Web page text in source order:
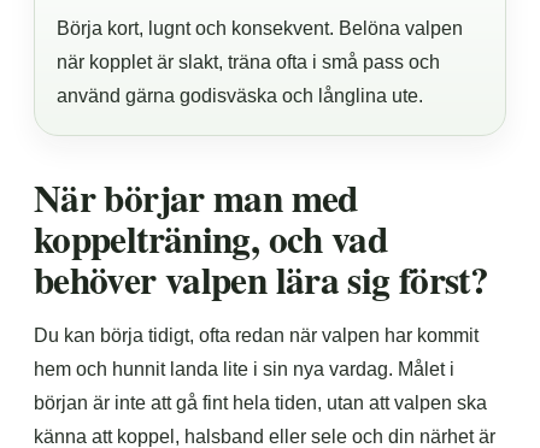
Börja kort, lugnt och konsekvent. Belöna valpen
när kopplet är slakt, träna ofta i små pass och
använd gärna godisväska och långlina ute.
När börjar man med
koppelträning, och vad
behöver valpen lära sig först?
Du kan börja tidigt, ofta redan när valpen har kommit
hem och hunnit landa lite i sin nya vardag. Målet i
början är inte att gå fint hela tiden, utan att valpen ska
känna att koppel, halsband eller sele och din närhet är